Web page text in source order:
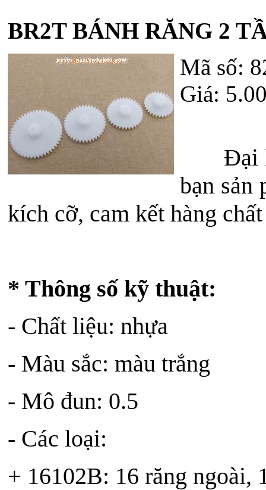
BR2T BÁNH RĂNG 2
Mã số:
Giá:
Đại lý
bạn sản
kích cỡ, cam kết hàng
* Thông số kỹ thuật:
- Chất liệu: nhựa
- Màu sắc: màu trắng
- Mô đun: 0.5
- Các loại:
+ 16102B: 16 răng ngoài,